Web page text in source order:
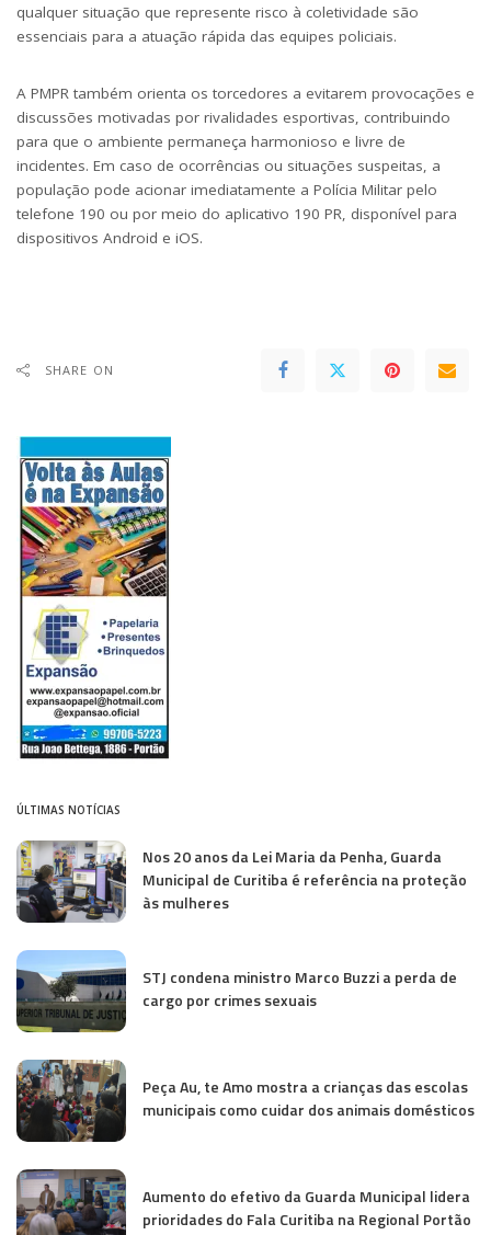
qualquer situação que represente risco à coletividade são
essenciais para a atuação rápida das equipes policiais.
A PMPR também orienta os torcedores a evitarem provocações e
discussões motivadas por rivalidades esportivas, contribuindo
para que o ambiente permaneça harmonioso e livre de
incidentes. Em caso de ocorrências ou situações suspeitas, a
população pode acionar imediatamente a Polícia Militar pelo
telefone 190 ou por meio do aplicativo 190 PR, disponível para
dispositivos Android e iOS.
SHARE ON
ÚLTIMAS NOTÍCIAS
Nos 20 anos da Lei Maria da Penha, Guarda
Municipal de Curitiba é referência na proteção
às mulheres
STJ condena ministro Marco Buzzi a perda de
cargo por crimes sexuais
Peça Au, te Amo mostra a crianças das escolas
municipais como cuidar dos animais domésticos
Aumento do efetivo da Guarda Municipal lidera
prioridades do Fala Curitiba na Regional Portão